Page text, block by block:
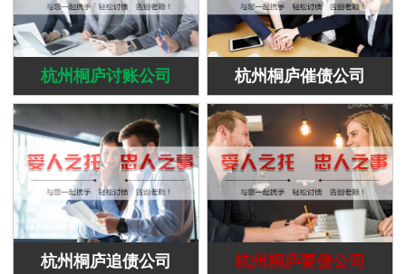
杭州桐庐讨账公司 杭州桐庐催债公司
杭州桐庐追债公司 杭州桐庐要债公司